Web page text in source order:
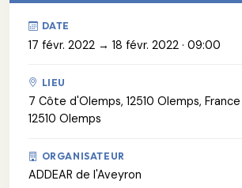
DATE
17 févr. 2022 → 18 févr. 2022 · 09:00
LIEU
7 Côte d'Olemps, 12510 Olemps, France
12510 Olemps
ORGANISATEUR
ADDEAR de l'Aveyron